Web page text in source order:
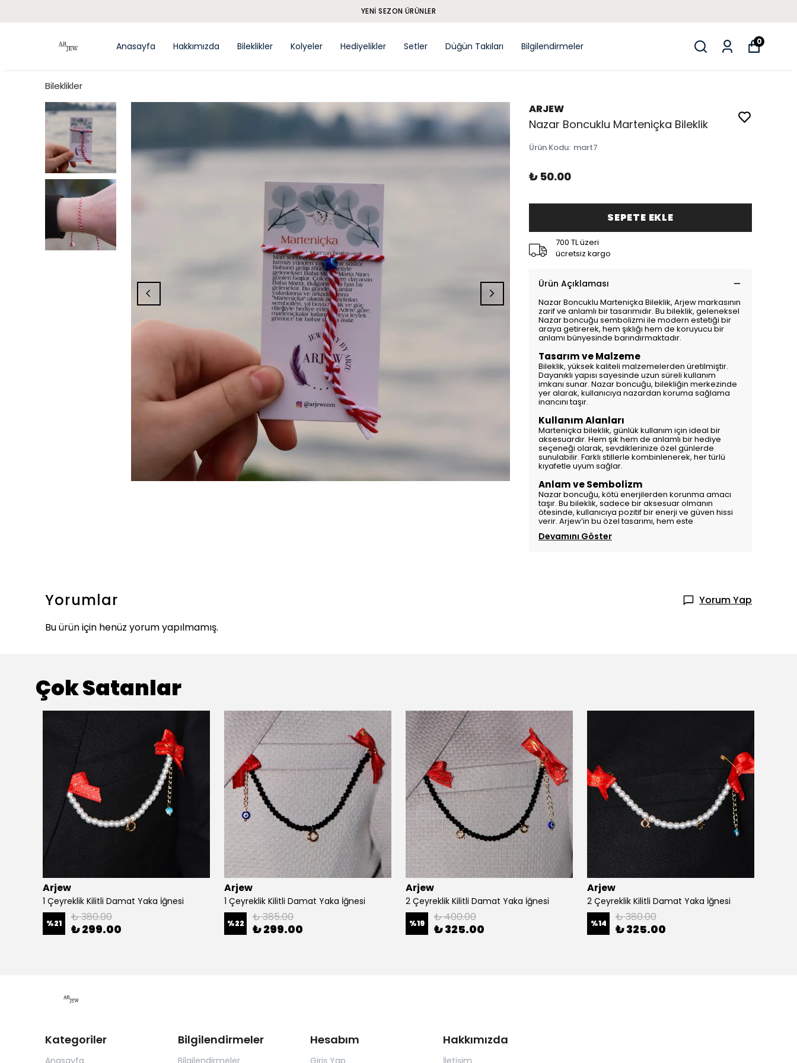
YENI SEZON ÜRÜNLER
Anasayfa Hakkımızda Bileklikler Kolyeler Hediyelikler Setler Düğün Takıları Bilgilendirmeler 0
Bileklikler
ARJEW
Nazar Boncuklu Marteniçka Bileklik
Ürün Kodu: mart7
₺ 50.00
SEPETE EKLE
700 TL üzeri
ücretsiz kargo
Ürün Açıklaması
Nazar Boncuklu Marteniçka Bileklik, Arjew markasının
zarif ve anlamlı bir tasarımıdır. Bu bileklik, geleneksel
Nazar boncuğu sembolizmi ile modern estetiği bir
araya getirerek, hem şıklığı hem de koruyucu bir
anlamı bünyesinde barındırmaktadır.
Tasarım ve Malzeme
Bileklik, yüksek kaliteli malzemelerden üretilmiştir.
Dayanıklı yapısı sayesinde uzun süreli kullanım
imkanı sunar. Nazar boncuğu, bilekliğin merkezinde
yer alarak, kullanıcıya nazardan koruma sağlama
inancını taşır.
Kullanım Alanları
Marteniçka bileklik, günlük kullanım için ideal bir
aksesuardır. Hem şık hem de anlamlı bir hediye
seçeneği olarak, sevdiklerinize özel günlerde
sunulabilir. Farklı stillerle kombinlenerek, her türlü
kıyafetle uyum sağlar.
Anlam ve Sembolizm
Nazar boncuğu, kötü enerjilerden korunma amacı
taşır. Bu bileklik, sadece bir aksesuar olmanın
ötesinde, kullanıcıya pozitif bir enerji ve güven hissi
verir. Arjew’in bu özel tasarımı, hem este
Devamını Göster
Yorumlar
Yorum Yap
Bu ürün için henüz yorum yapılmamış.
Çok Satanlar
Arjew
1 Çeyreklik Kilitli Damat Yaka İğnesi
%21 ₺ 380.00
₺ 299.00
Arjew
1 Çeyreklik Kilitli Damat Yaka İğnesi
%22 ₺ 385.00
₺ 299.00
Arjew
2 Çeyreklik Kilitli Damat Yaka İğnesi
%19 ₺ 400.00
₺ 325.00
Arjew
2 Çeyreklik Kilitli Damat Yaka İğnesi
%14 ₺ 380.00
₺ 325.00
Kategoriler
Anasayfa
Bilgilendirmeler
Bilgilendirmeler
Hesabım
Giriş Yap
Hakkımızda
İletişim